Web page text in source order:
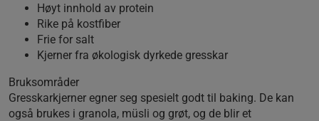
Høyt innhold av protein
Rike på kostfiber
Frie for salt
Kjerner fra økologisk dyrkede gresskar
Bruksområder
Gresskarkjerner egner seg spesielt godt til baking. De kan
også brukes i granola, müsli og grøt, og de blir et